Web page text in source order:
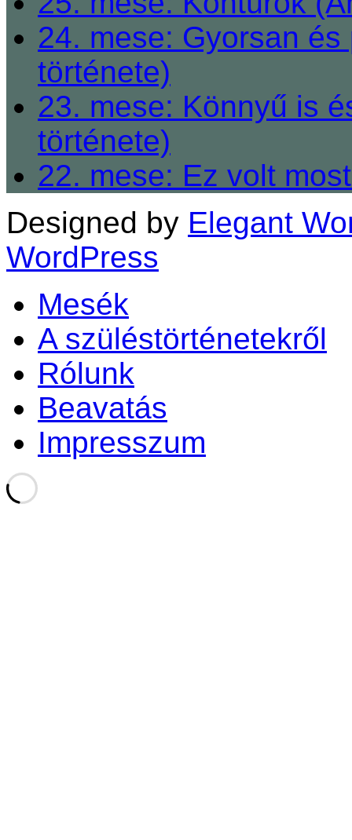
24. mese: Gyorsan
története)
23. mese: Könnyű is
története)
22. mese: Ez volt
Designed by Elegant
WordPress
Mesék
A szüléstörténetekről
Rólunk
Beavatás
Impresszum